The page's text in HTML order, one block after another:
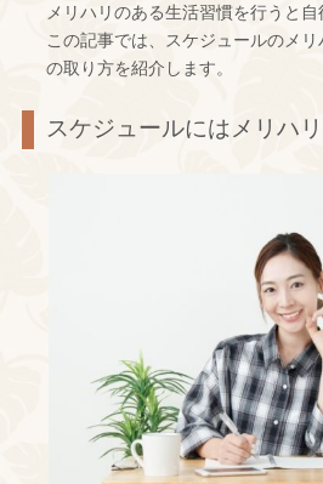
メリハリのある生活習慣を行うと自
この記事では、スケジュールのメ
の取り方を紹介します。
スケジュールにはメリハ